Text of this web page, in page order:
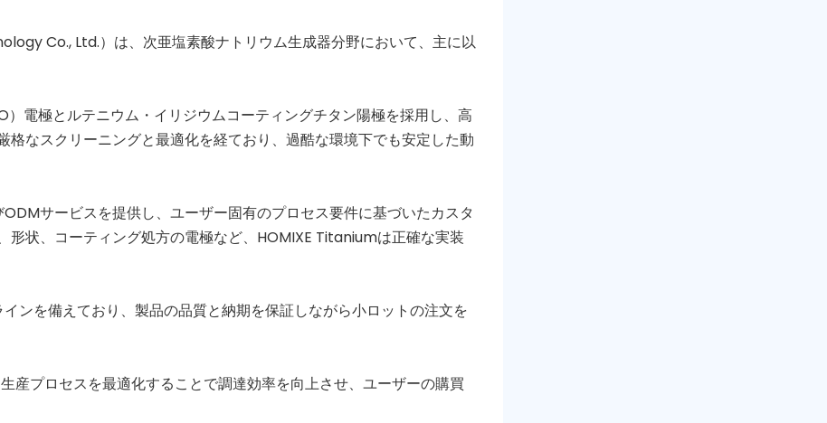
Co., Ltd.）は、次亜塩素酸ナトリウム生成器分野において、主に以
電極とルテニウム・イリジウムコーティングチタン陽極を採用し、高
なスクリーニングと最適化を経ており、過酷な環境下でも安定した動
サービスを提供し、ユーザー固有のプロセス要件に基づいたカスタ
形状、コーティング処方の電極など、HOMIXE Titaniumは正確な実装
ンを備えており、製品の品質と納期を保証しながら小ロットの注文を
産プロセスを最適化することで調達効率を向上させ、ユーザーの購買